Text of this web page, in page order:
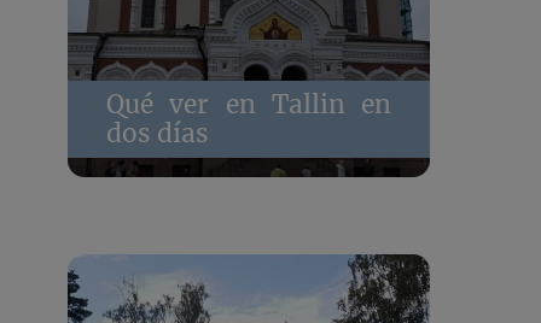
Qué ver en Tallin en
dos días